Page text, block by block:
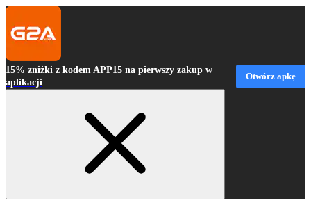
15% zniżki z kodem APP15 na pierwszy zakup w
aplikacji
Otwórz apkę